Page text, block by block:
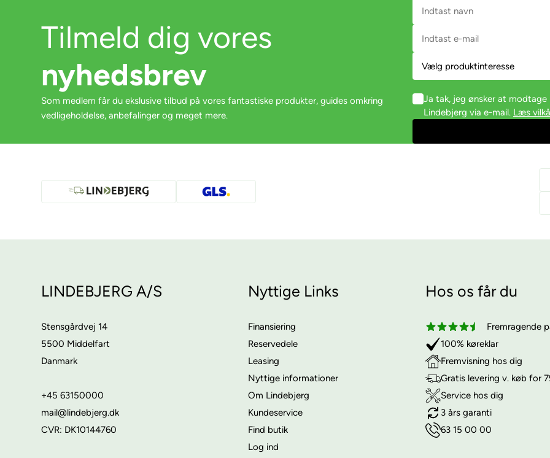
Tilmeld dig vores
nyhedsbrev
Som medlem får du ekslusive tilbud på vores fantastiske produkter, guides omkring
vedligeholdelse, anbefalinger og meget mere.
Ja tak, jeg ønsker at
Lindebjerg via e-mail. Læs
LINDEBJERG A/S
Stensgårdvej 14
5500 Middelfart
Danmark
+45 63150000
mail@lindebjerg.dk
CVR: DK10144760
Nyttige Links
Finansiering
Reservedele
Leasing
Nyttige informationer
Om Lindebjerg
Kundeservice
Find butik
Log ind
Hos os får du
Fremragende
100% køreklar
Fremvisning hos dig
Gratis levering v. køb for
Service hos dig
3 års garanti
63 15 00 00